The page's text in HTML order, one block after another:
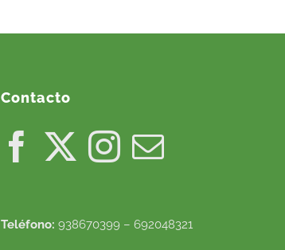
Contacto
Teléfono: 938670399 – 692048321